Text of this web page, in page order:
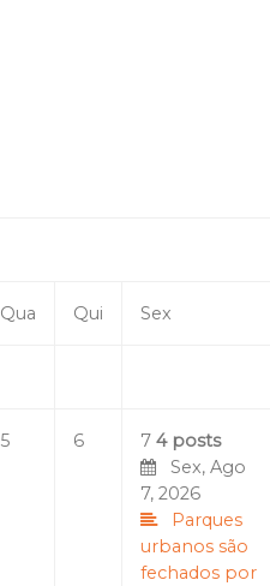
Qua Qui Sex
5 6 7 4 posts
Sex, Ago
7, 2026
Parques
urbanos são
fechados por